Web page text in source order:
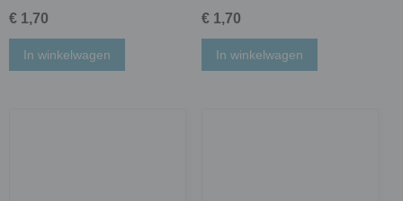
€ 1,70
In winkelwagen
€ 1,70
In winkelwagen